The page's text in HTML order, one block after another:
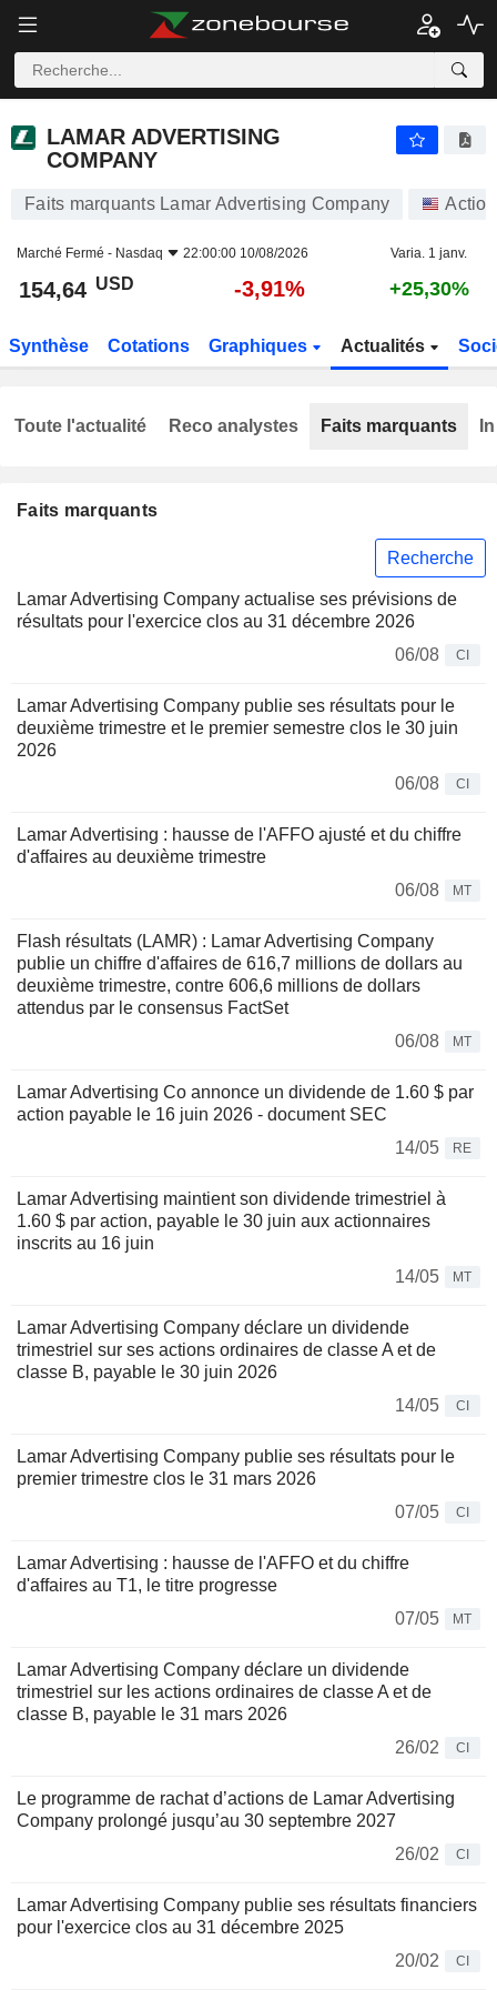
LAMAR ADVERTISING
COMPANY
Faits marquants Lamar Advertising Company
Marché Fermé - Nasdaq 22:00:00 10/08/2026 Varia. 1 janv.
154,64 USD -3,91% +25,30%
Synthèse Cotations Graphiques Actualités
Faits marquants
Recherche
Lamar Advertising Company actualise ses prévisions de
résultats pour l'exercice clos au 31 décembre 2026
06/08
CI
Lamar Advertising Company publie ses résultats pour le
deuxième trimestre et le premier semestre clos le 30 juin
2026
06/08
CI
Lamar Advertising : hausse de l'AFFO ajusté et du chiffre
d'affaires au deuxième trimestre
06/08
MT
Flash résultats (LAMR) : Lamar Advertising Company
publie un chiffre d'affaires de 616,7 millions de dollars au
deuxième trimestre, contre 606,6 millions de dollars
attendus par le consensus FactSet
06/08
MT
Lamar Advertising Co annonce un dividende de 1.60 $ par
action payable le 16 juin 2026 - document SEC
14/05
RE
Lamar Advertising maintient son dividende trimestriel à
1.60 $ par action, payable le 30 juin aux actionnaires
inscrits au 16 juin
14/05
MT
Lamar Advertising Company déclare un dividende
trimestriel sur ses actions ordinaires de classe A et de
classe B, payable le 30 juin 2026
14/05
CI
Lamar Advertising Company publie ses résultats pour le
premier trimestre clos le 31 mars 2026
07/05
CI
Lamar Advertising : hausse de l'AFFO et du chiffre
d'affaires au T1, le titre progresse
07/05
MT
Lamar Advertising Company déclare un dividende
trimestriel sur les actions ordinaires de classe A et de
classe B, payable le 31 mars 2026
26/02
CI
Le programme de rachat d’actions de Lamar Advertising
Company prolongé jusqu’au 30 septembre 2027
26/02
CI
Lamar Advertising Company publie ses résultats financiers
pour l'exercice clos au 31 décembre 2025
20/02
CI
Toute l'actualité Reco analystes Faits marquants